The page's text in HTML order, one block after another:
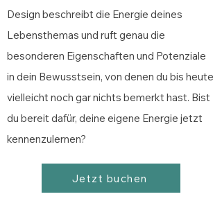
Design beschreibt die Energie deines
Lebensthemas und ruft genau die
besonderen Eigenschaften und Potenziale
in dein Bewusstsein, von denen du bis heute
vielleicht noch gar nichts bemerkt hast. Bist
du bereit dafür, deine eigene Energie jetzt
kennenzulernen?
Jetzt buchen